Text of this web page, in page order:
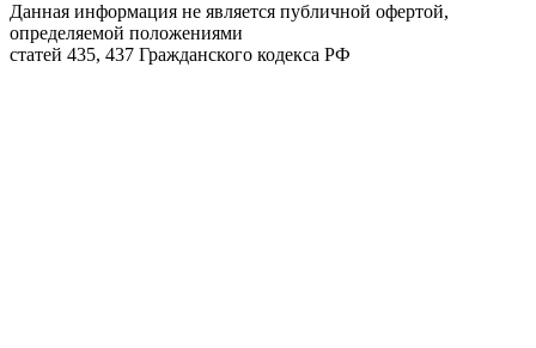
Данная информация не является публичной офертой,
определяемой положениями
статей 435, 437 Гражданского кодекса РФ